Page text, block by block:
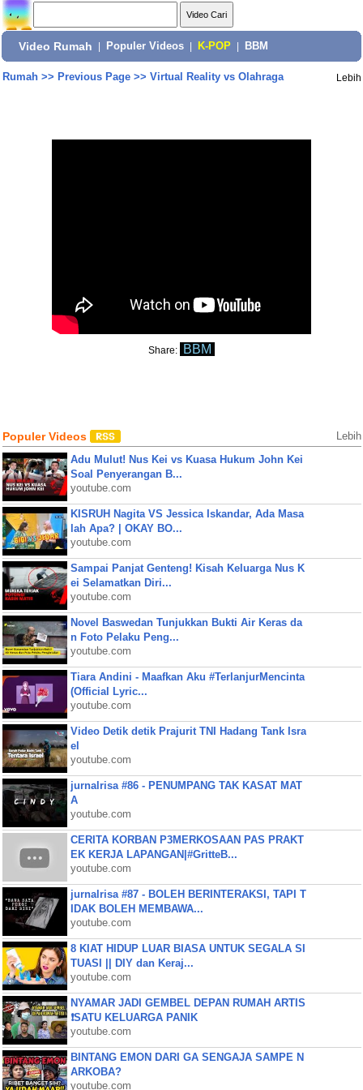
Video Rumah Populer Videos K-POP BBM
Rumah>> Previous Page>> Virtual Reality vs Olahraga Lebih
Share: BBM
Populer Videos Lebih
Adu Mulut! Nus Kei vs Kuasa Hukum John Kei
Soal Penyerangan B...
youtube.com
KISRUH Nagita VS Jessica Iskandar, Ada Masa
lah Apa? | OKAY BO...
youtube.com
Sampai Panjat Genteng! Kisah Keluarga Nus K
ei Selamatkan Diri...
youtube.com
Novel Baswedan Tunjukkan Bukti Air Keras da
n Foto Pelaku Peng...
youtube.com
Tiara Andini - Maafkan Aku #TerlanjurMencinta
(Official Lyric...
youtube.com
Video Detik detik Prajurit TNI Hadang Tank Isra
el
youtube.com
jurnalrisa #86 - PENUMPANG TAK KASAT MAT
A
youtube.com
CERITA KORBAN P3MERKOSAAN PAS PRAKT
EK KERJA LAPANGAN|#GritteB...
youtube.com
jurnalrisa #87 - BOLEH BERINTERAKSI, TAPI T
IDAK BOLEH MEMBAWA...
youtube.com
8 KIAT HIDUP LUAR BIASA UNTUK SEGALA SI
TUASI || DIY dan Keraj...
youtube.com
NYAMAR JADI GEMBEL DEPAN RUMAH ARTIS
❗SATU KELUARGA PANIK
youtube.com
BINTANG EMON DARI GA SENGAJA SAMPE N
ARKOBA?
youtube.com